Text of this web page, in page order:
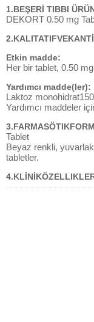
1.BEŞERİ TIBBI
DEKORT 0.50 mg
Etkin madde:
Her bir tablet, 0.50
Yardımcı madde(ler):
Laktoz
Yardımcı maddeler
3.FARMASÖTIKFORM
Tablet
Beyaz renkli,
tabletler.